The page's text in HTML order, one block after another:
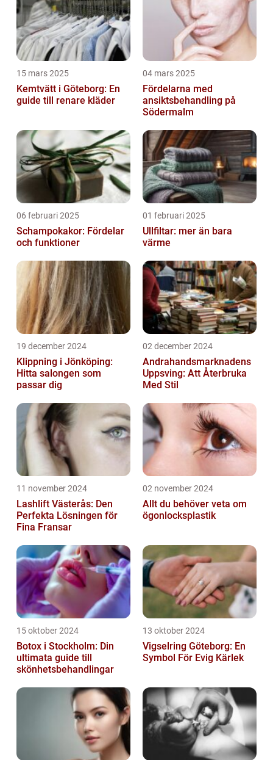
15 mars 2025
Kemtvätt i Göteborg: En
guide till renare kläder
04 mars 2025
Fördelarna med
ansiktsbehandling på
Södermalm
06 februari 2025
Schampokakor: Fördelar
och funktioner
01 februari 2025
Ullfiltar: mer än bara
värme
19 december 2024
Klippning i Jönköping:
Hitta salongen som
passar dig
02 december 2024
Andrahandsmarknadens
Uppsving: Att Återbruka
Med Stil
11 november 2024
Lashlift Västerås: Den
Perfekta Lösningen för
Fina Fransar
02 november 2024
Allt du behöver veta om
ögonlocksplastik
15 oktober 2024
Botox i Stockholm: Din
ultimata guide till
skönhetsbehandlingar
13 oktober 2024
Vigselring Göteborg: En
Symbol För Evig Kärlek